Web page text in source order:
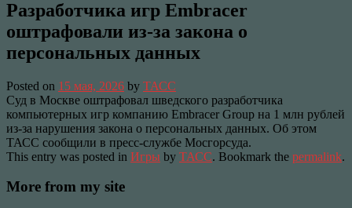
Разработчика игр Embracer
оштрафовали из-за закона о
персональных данных
Posted on 15 мая, 2026 by ТАСС
Суд в Москве оштрафовал шведского разработчика
компьютерных игр компанию Embracer Group на 1 млн рублей
из-за нарушения закона о персональных данных. Об этом
ТАСС сообщили в пресс-службе Мосгорсуда.
This entry was posted in Игры by ТАСС. Bookmark the permalink.
More from my site